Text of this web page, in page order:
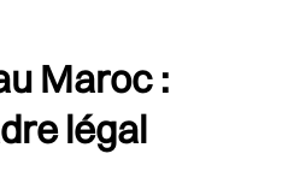
Maroc :
légal